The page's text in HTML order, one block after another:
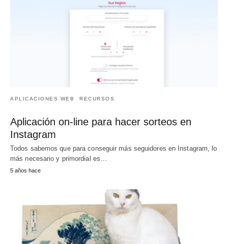
APLICACIONES WEB RECURSOS
Aplicación on-line para hacer sorteos en
Instagram
Todos sabemos que para conseguir más seguidores en Instagram, lo
más necesario y primordial es…
5 años hace